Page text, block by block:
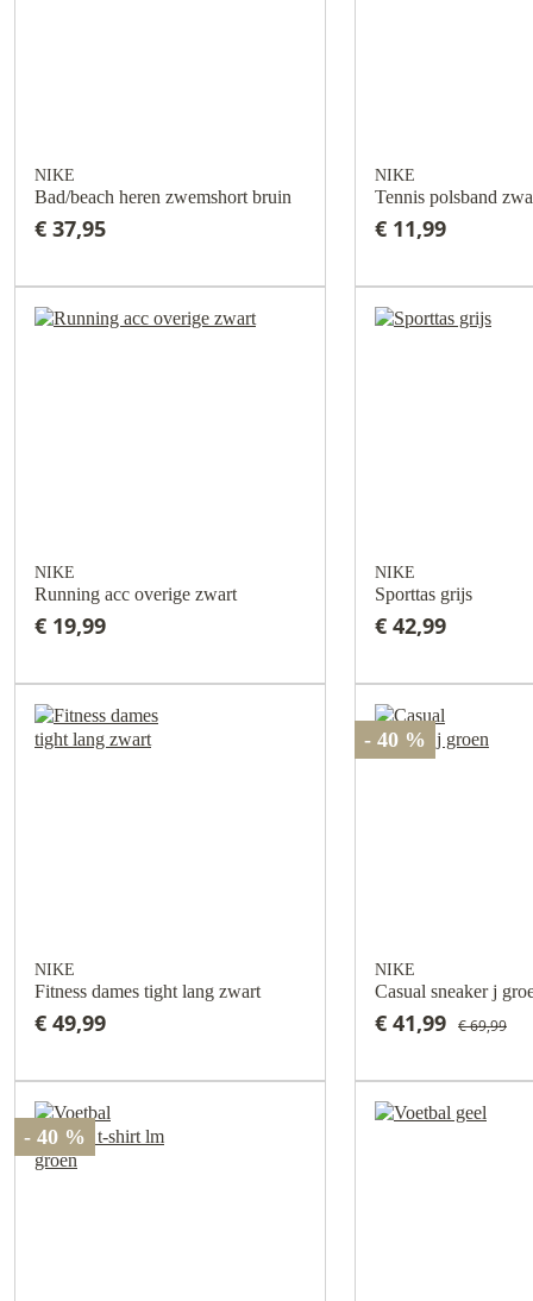
NIKE
Bad/beach heren zwemshort bruin
€ 37,95
NIKE
Tennis polsband
€ 11,99
NIKE
Running acc overige zwart
€ 19,99
NIKE
Sporttas grijs
€ 42,99
NIKE
Fitness dames tight lang zwart
€ 49,99
- 40 %
NIKE
Casual sneaker j
€ 41,99 € 69,99
- 40 %